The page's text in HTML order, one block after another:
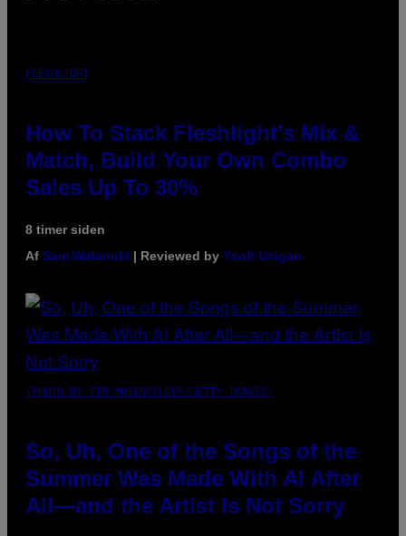
FLESHLIGHT
How To Stack Fleshlight’s Mix &
Match, Build Your Own Combo
Sales Up To 30%
8 timer siden
Af Sam Watanuki | Reviewed by Ysolt Usigan
(PHOTO BY TIM MOSENFELDER/GETTY IMAGES)
So, Uh, One of the Songs of the
Summer Was Made With AI After
All—and the Artist Is Not Sorry